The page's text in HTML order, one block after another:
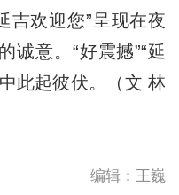
吉欢迎您”呈现在夜
诚意。“好震撼”“延
此起彼伏。（文 林
编辑：王巍